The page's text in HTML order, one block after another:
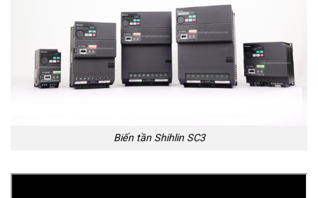
Biến tần Shihlin SC3